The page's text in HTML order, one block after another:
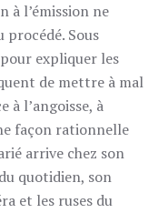
à l’émission ne
procédé. Sous
expliquer les
de mettre à mal
à l’angoisse, à
façon rationnelle
arrive chez son
quotidien, son
et les ruses du